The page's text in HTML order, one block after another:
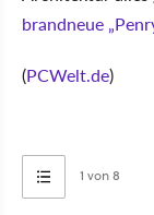
brandneue
(PCWelt.de)
1 von 8